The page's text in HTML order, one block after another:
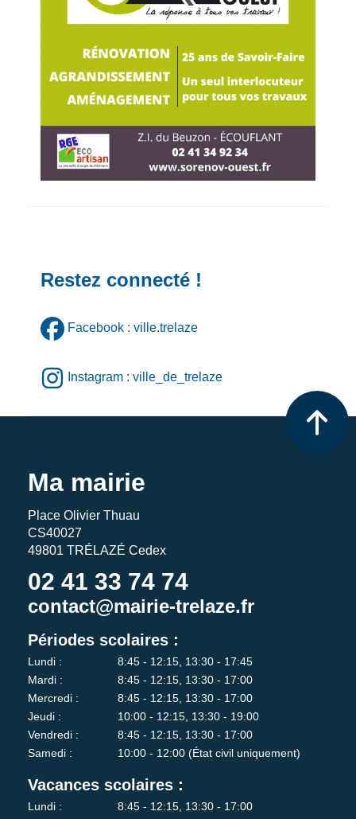
Restez connecté !
Facebook : ville.trelaze
Instagram : ville_de_trelaze
Ma mairie
Place Olivier Thuau
CS40027
49801 TRÉLAZÉ Cedex
02 41 33 74 74
contact@mairie-trelaze.fr
Périodes scolaires :
Lundi :
8:45 - 12:15, 13:30 - 17:45
Mardi :
8:45 - 12:15, 13:30 - 17:00
Mercredi :
8:45 - 12:15, 13:30 - 17:00
Jeudi :
10:00 - 12:15, 13:30 - 19:00
Vendredi :
8:45 - 12:15, 13:30 - 17:00
Samedi :
10:00 - 12:00 (État civil uniquement)
Vacances scolaires :
Lundi : 8:45 - 12:15, 13:30 - 17:00